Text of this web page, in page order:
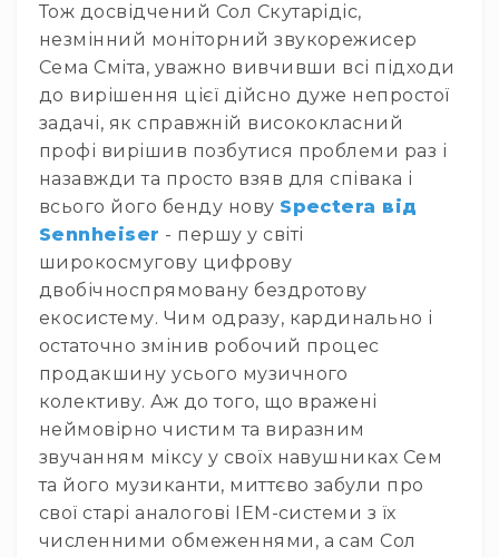
передавачі
Дисплеї
Аксесуари
та
комплектуючі
Мікрофони
Студійні
Вокальні
Інструментальні
USB-
мікрофони
Конференційні
Петличні
З
оголов'ям
Накамерні
Для
мобільних
пристроїв
Тож досвідчений Сол Скутарідіс,
незмінний моніторний звукорежисер
Сема Сміта, уважно вивчивши всі підходи
до вирішення цієї дійсно дуже непростої
задачі, як справжній висококласний
профі вирішив позбутися проблеми раз і
назавжди та просто взяв для співака і
всього його бенду нову Spectera від
Sennheiser - першу у світі
широкосмугову цифрову
двобічноспрямовану бездротову
екосистему. Чим одразу, кардинально і
остаточно змінив робочий процес
продакшину усього музичного
колективу. Аж до того, що вражені
неймовірно чистим та виразним
звучанням міксу у своїх навушниках Сем
та його музиканти, миттєво забули про
свої старі аналогові IEM-системи з їх
численними обмеженнями, а сам Сол